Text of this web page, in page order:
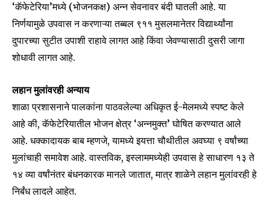
‘कॅफेटेरिया’मध्ये (भोजनकक्ष) अन्न सेवनावर बंदी घातली आहे. या
निर्णयामुळे उपवास न करणाऱ्या तब्बल ९११ मुसलमानेतर विद्यार्थ्यांना
दुपारच्या सुटीत उपाशी राहावे लागत आहे किंवा जेवण्यासाठी दुसरी जागा
शोधावी लागत आहे.
लहान मुलांवरही अन्याय
शाळा प्रशासनाने पालकांना पाठवलेल्या अधिकृत ई-मेलमध्ये स्पष्ट केले
आहे की, कॅफेटेरियातील भोजन क्षेत्र ‘अन्नमुक्त’ घोषित करण्यात आले
आहे. धक्कादायक बाब म्हणजे, यामध्ये इयत्ता चौथीतील अवघ्या ९ वर्षांच्या
मुलांचाही समावेश आहे. वास्तविक, इस्लाममध्येही उपवास हे साधारण १३ ते
१४ व्या वर्षांनंतर बंधनकारक मानले जातात, मात्र शाळेने लहान मुलांवरही हे
निर्बंध लादले आहेत.